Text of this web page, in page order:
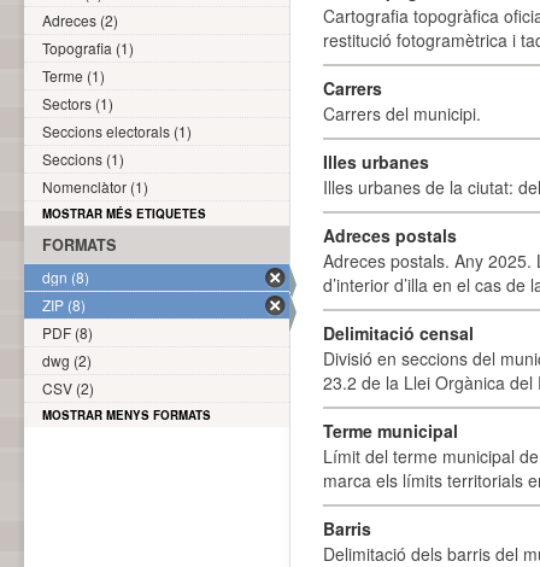
Cartografia topogràfica
restitució fotogramètrica i
Carrers
Carrers del municipi.
Illes urbanes
Illes urbanes de la ciutat:
Adreces postals
Adreces postals. Any 2025.
d’interior d’illa en el cas
Delimitació censal
Divisió en seccions del
23.2 de la Llei Orgànica
Terme municipal
Límit del terme municipal
marca els límits territorials
Barris
Delimitació dels barris del
Adreces (2)
Topografia (1)
Terme (1)
Sectors (1)
Seccions electorals (1)
Seccions (1)
Nomenclàtor (1)
MOSTRAR MÉS ETIQUETES
FORMATS
dgn (8)
ZIP (8)
PDF (8)
dwg (2)
CSV (2)
MOSTRAR MENYS FORMATS